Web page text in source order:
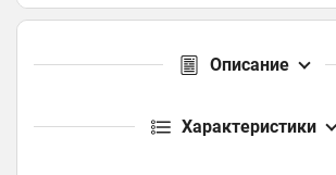
Описание
Характеристики